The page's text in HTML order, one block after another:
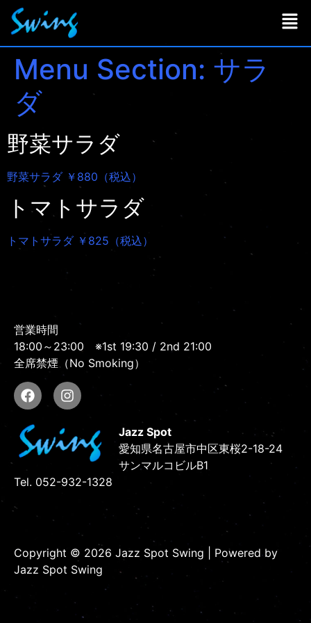
Menu Section: サラ
ダ
野菜サラダ
野菜サラダ ￥880（税込）
トマトサラダ
トマトサラダ ￥825（税込）
営業時間
18:00～23:00 ※1st 19:30 / 2nd 21:00
全席禁煙（No Smoking）
Jazz Spot
愛知県名古屋市中区東桜2-18-24
サンマルコビルB1
Tel. 052-932-1328
Copyright © 2026 Jazz Spot Swing | Powered by
Jazz Spot Swing